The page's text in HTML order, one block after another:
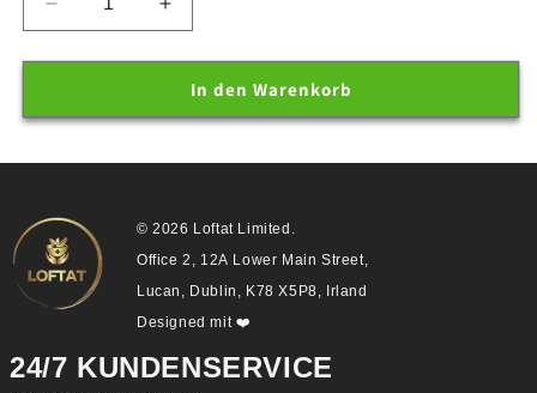
Verringere
die
Menge
3x
NeuroPulse
Erhöhe
die
Menge
3x
NeuroPulse
In den Warenkorb
24/7 KUNDENSERVICE
© 2026 Loftat Limited.
Office 2, 12A Lower Main Street,
Lucan, Dublin, K78 X5P8, Irland
Designed mit ❤️